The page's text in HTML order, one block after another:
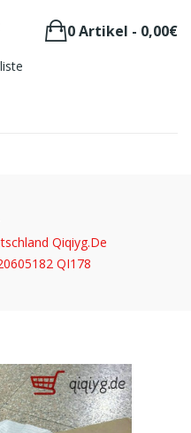
0 Artikel - 0,00€
Qiqiyg.de
QI178